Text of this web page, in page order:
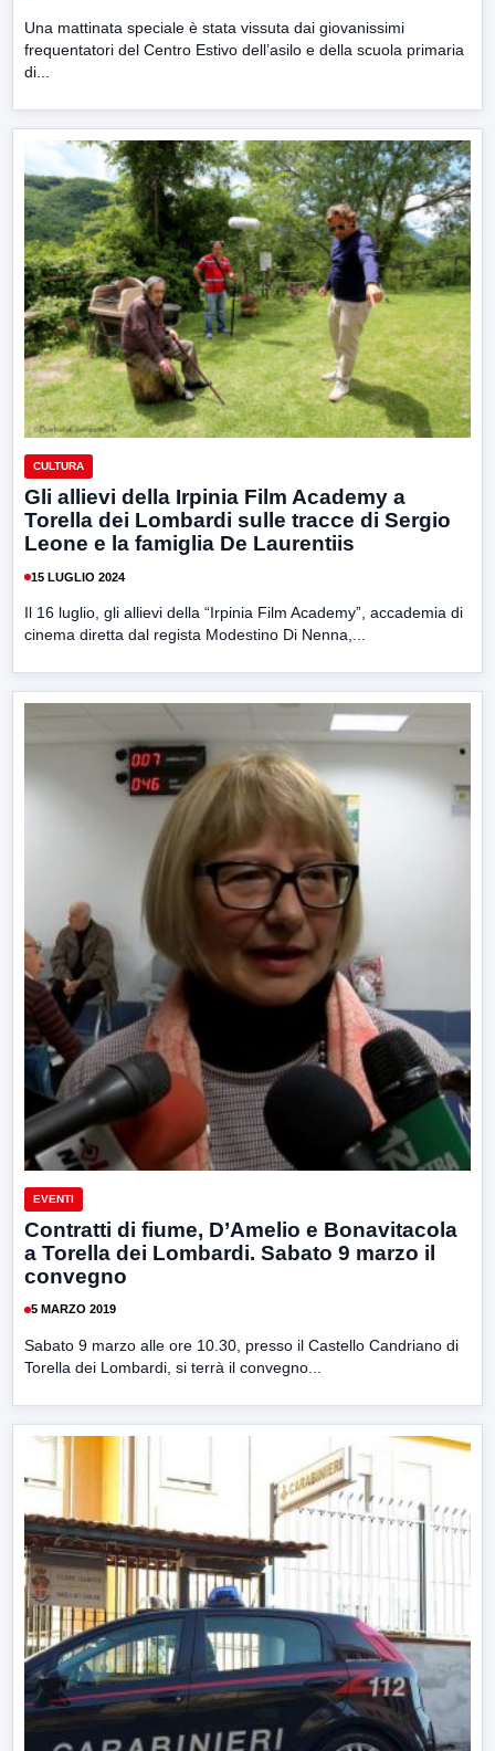
Una mattinata speciale è stata vissuta dai giovanissimi
frequentatori del Centro Estivo dell’asilo e della scuola primaria
di...
CULTURA
Gli allievi della Irpinia Film Academy a
Torella dei Lombardi sulle tracce di Sergio
Leone e la famiglia De Laurentiis
15 LUGLIO 2024
Il 16 luglio, gli allievi della “Irpinia Film Academy”, accademia di
cinema diretta dal regista Modestino Di Nenna,...
EVENTI
Contratti di fiume, D’Amelio e Bonavitacola
a Torella dei Lombardi. Sabato 9 marzo il
convegno
5 MARZO 2019
Sabato 9 marzo alle ore 10.30, presso il Castello Candriano di
Torella dei Lombardi, si terrà il convegno...